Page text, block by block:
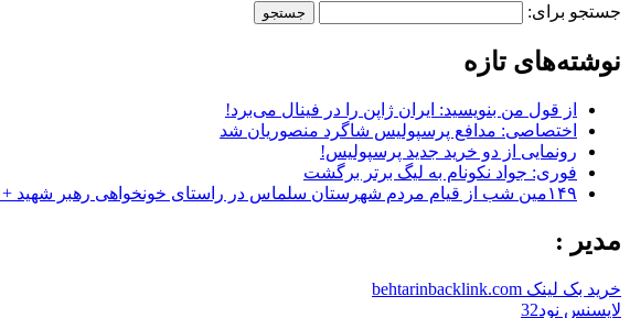
جستجو برای:
نوشته‌های تازه
از قول من بنویسید: ایران ژاپن را در فینال می‌برد!
اختصاصی: مدافع پرسپولیس شاگرد منصوریان شد
رونمایی از دو خرید جدید پرسپولیس!
فوری: جواد نکونام به لیگ برتر برگشت
۱۴۹مین شب از قیام مردم شهرستان سلماس در راستای خونخواهی رهبر شهید + تصاویر
مدیر :
خرید بک لینک behtarinbacklink.com
لایسنس نود32